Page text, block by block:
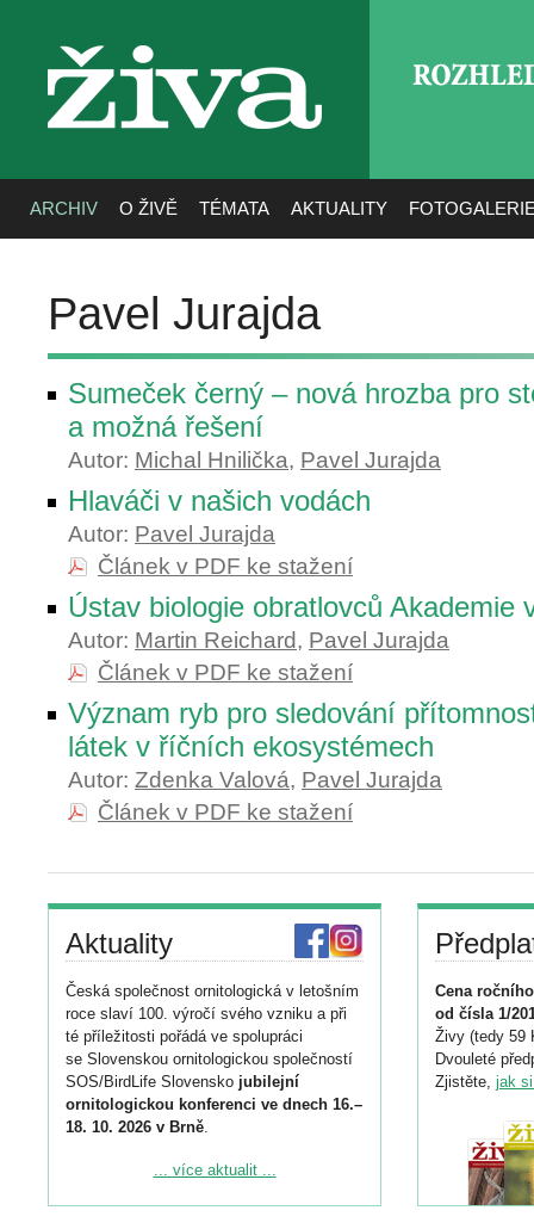
živa
ARCHIV O ŽIVĚ TÉMATA AKTUALITY
Pavel Jurajda
Sumeček černý – nová hrozba pro
a možná řešení
Autor: Michal Hnilička, Pavel Jurajda
Hlaváči v našich vodách
Autor: Pavel Jurajda
Článek v PDF ke stažení
Ústav biologie obratlovců Akademie
Autor: Martin Reichard, Pavel Jurajda
Článek v PDF ke stažení
Význam ryb pro sledování
látek v říčních ekosystémech
Autor: Zdenka Valová, Pavel Jurajda
Článek v PDF ke stažení
Aktuality
Česká společnost ornitologická v letošním
roce slaví 100. výročí svého vzniku a při
té příležitosti pořádá ve spolupráci
se Slovenskou ornitologickou společností
SOS/BirdLife Slovensko jubilejní
ornitologickou konferenci ve dnech 16.–
18. 10. 2026 v Brně.
Podrobnější informace ke konferenci
... více aktualit ...
Cena
od čísla 1/
Živy (tedy 59
Dvouleté
Zjistěte, jak